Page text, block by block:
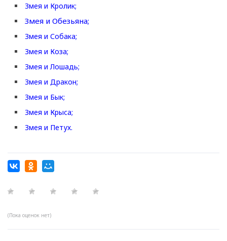
Змея и Кролик;
Змея и Обезьяна;
Змея и Собака;
Змея и Коза;
Змея и Лошадь;
Змея и Дракон;
Змея и Бык;
Змея и Крыса;
Змея и Петух.
(Пока оценок нет)